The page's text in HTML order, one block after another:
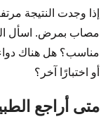
إذا وجدت النتيجة
مصاب بمرض. اسأل
أو اختبارًا آخر؟
متى أراجع